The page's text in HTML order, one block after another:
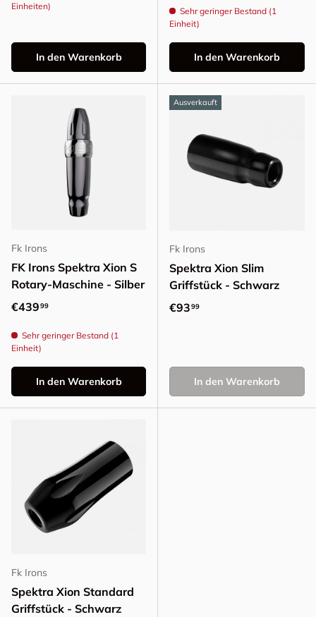
Einheiten)
In den Warenkorb
Sehr geringer Bestand (1
Einheit)
In den Warenkorb
Fk Irons
FK Irons Spektra Xion S
Rotary-Maschine - Silber
Normaler Preis
€43999
Sehr geringer Bestand (1
Einheit)
In den Warenkorb
Ausverkauft
Fk Irons
Spektra Xion Slim
Griffstück - Schwarz
Normaler Preis
€9399
In den Warenkorb
Fk Irons
Spektra Xion Standard
Griffstück - Schwarz